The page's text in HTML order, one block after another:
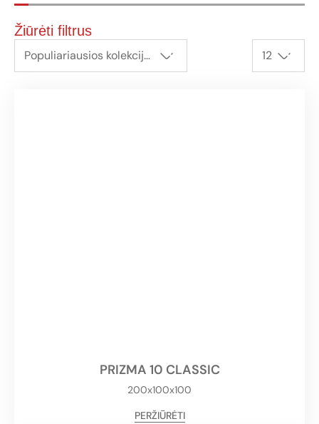
Žiūrėti filtrus
Populiariausios kolekcijos 12
PRIZMA 10 CLASSIC
200x100x100
PERŽIŪRĖTI